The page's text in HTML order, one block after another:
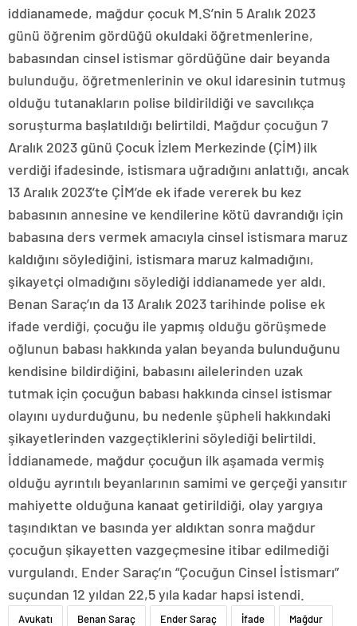
iddianamede, mağdur çocuk M.S’nin 5 Aralık 2023
günü öğrenim gördüğü okuldaki öğretmenlerine,
babasından cinsel istismar gördüğüne dair beyanda
bulunduğu, öğretmenlerinin ve okul idaresinin tutmuş
olduğu tutanakların polise bildirildiği ve savcılıkça
soruşturma başlatıldığı belirtildi. Mağdur çocuğun 7
Aralık 2023 günü Çocuk İzlem Merkezinde (ÇİM) ilk
verdiği ifadesinde, istismara uğradığını anlattığı, ancak
13 Aralık 2023’te ÇİM’de ek ifade vererek bu kez
babasının annesine ve kendilerine kötü davrandığı için
babasına ders vermek amacıyla cinsel istismara maruz
kaldığını söylediğini, istismara maruz kalmadığını,
şikayetçi olmadığını söylediği iddianamede yer aldı.
Benan Saraç’ın da 13 Aralık 2023 tarihinde polise ek
ifade verdiği, çocuğu ile yapmış olduğu görüşmede
oğlunun babası hakkında yalan beyanda bulunduğunu
kendisine bildirdiğini, babasını ailelerinden uzak
tutmak için çocuğun babası hakkında cinsel istismar
olayını uydurduğunu, bu nedenle şüpheli hakkındaki
şikayetlerinden vazgeçtiklerini söylediği belirtildi.
İddianamede, mağdur çocuğun ilk aşamada vermiş
olduğu ayrıntılı beyanlarının samimi ve gerçeği yansıtır
mahiyette olduğuna kanaat getirildiği, olay yargıya
taşındıktan ve basında yer aldıktan sonra mağdur
çocuğun şikayetten vazgeçmesine itibar edilmediği
vurgulandı. Ender Saraç’ın “Çocuğun Cinsel İstismarı”
suçundan 12 yıldan 22,5 yıla kadar hapsi istendi.
Avukatı Benan Saraç Ender Saraç İfade Mağdur